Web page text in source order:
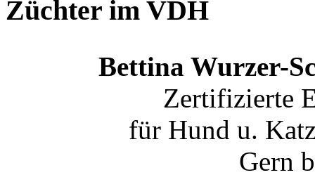
Züchter im VDH
Bettina Wurzer-
Zertifizierte
für Hund u.
Gern